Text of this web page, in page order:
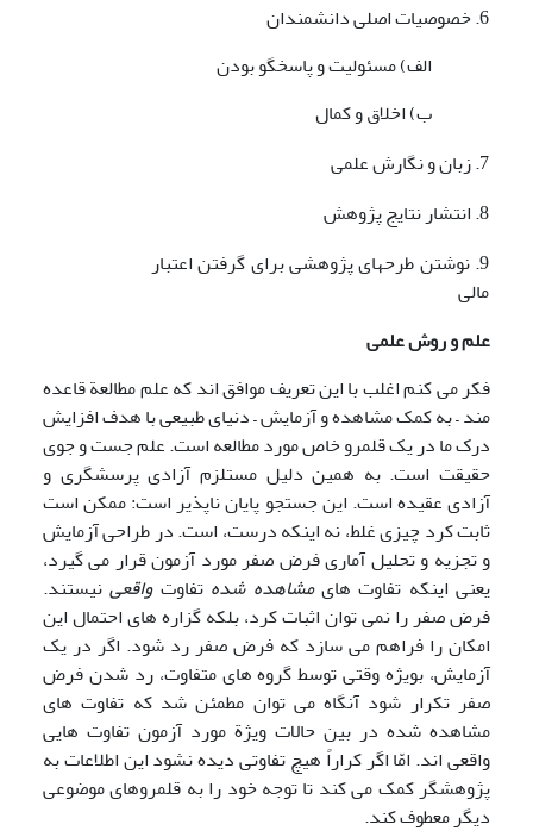
6. خصوصیات اصلی دانشمندان
الف) مسئولیت و پاسخگو بودن
ب) اخلاق و کمال
7. زبان و نگارش علمی
8. انتشار نتایج پژوهش
9. نوشتن طرحهای پژوهشی برای گرفتن اعتبار
مالی
علم و روش علمی
فکر می کنم اغلب با این تعریف موافق اند که علم مطالعة‌ قاعده
مند – به کمک مشاهده و آزمایش – دنیای طبیعی با هدف افزایش
درک ما در یک قلمرو خاص مورد مطالعه است. علم جست و جوی
حقیقت است. به همین دلیل مستلزم آزادی پرسشگری و
آزادی عقیده است. این جستجو پایان ناپذیر است: ممکن است
ثابت کرد چیزی غلط، نه اینکه درست، است. در طراحی آزمایش
و تجزیه و تحلیل آماری فرض صفر مورد آزمون قرار می گیرد،
یعنی اینکه تفاوت هایمشاهده شده تفاوتواقعینیستند.
فرض صفر را نمی توان اثبات کرد، بلکه گزاره های احتمال این
امکان را فراهم می سازد که فرض صفر رد شود. اگر در یک
آزمایش، بویژه وقتی توسط گروه های متفاوت، رد شدن فرض
صفر تکرار شود آنگاه می توان مطمئن شد که تفاوت های
مشاهده شده در بین حالات ویژة مورد آزمون تفاوت هایی
واقعی اند. امّا اگر کراراً هیچ تفاوتی دیده نشود این اطلاعات به
پژوهشگر کمک می کند تا توجه خود را به قلمروهای موضوعی
دیگر معطوف کند.